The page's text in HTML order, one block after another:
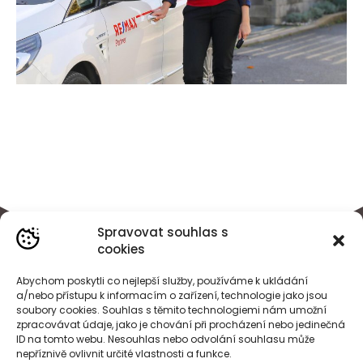
Spravovat souhlas s
cookies
Abychom poskytli co nejlepší služby, používáme k ukládání
a/nebo přístupu k informacím o zařízení, technologie jako jsou
soubory cookies. Souhlas s těmito technologiemi nám umožní
zpracovávat údaje, jako je chování při procházení nebo jedinečná
ID na tomto webu. Nesouhlas nebo odvolání souhlasu může
nepříznivě ovlivnit určité vlastnosti a funkce.